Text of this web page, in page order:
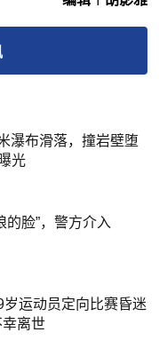
瀑布滑落，撞岩壁堕
光
的脸”，警方介入
运动员定向比赛昏迷
幸离世